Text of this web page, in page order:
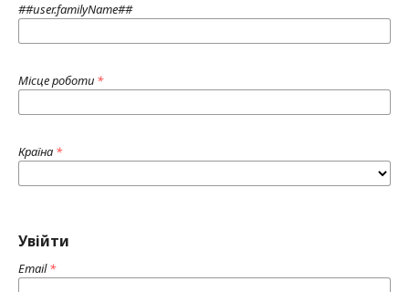
##user.familyName##
Місце роботи *
Країна *
Увійти
Email*